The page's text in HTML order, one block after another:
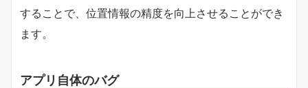
することで、位置情報の精度を向上させることができ
ます。
アプリ自体のバグ